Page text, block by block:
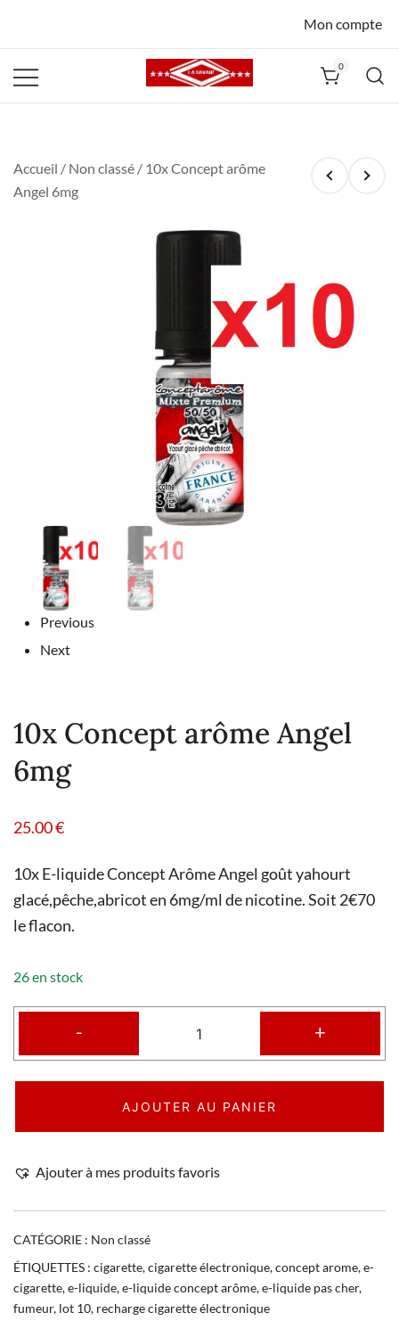
Mon compte
0
Accueil / Non classé / 10x Concept arôme
Angel 6mg
Previous
Next
10x Concept arôme Angel
6mg
25.00€
10x E-liquide Concept Arôme Angel goût yahourt
glacé,pêche,abricot en 6mg/ml de nicotine. Soit 2€70
le flacon.
26 en stock
- +
AJOUTER AU PANIER
Ajouter à mes produits favoris
CATÉGORIE : Non classé
ÉTIQUETTES : cigarette,cigarette électronique,concept arome,e-
cigarette,e-liquide,e-liquide concept arôme,e-liquide pas cher,
fumeur, lot 10, recharge cigarette électronique